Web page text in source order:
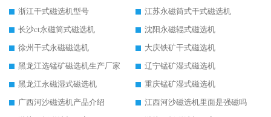
浙江干式磁选机型号
江苏永磁筒式干式磁选机
长沙ct永磁筒式磁选机
沈阳永磁辊式磁选机
徐州干式永磁磁选机
大庆铁矿干式磁选机
黑龙江选锰矿磁选机生产厂家
辽宁锰矿湿式磁选机
黑龙江永磁湿式磁选机
重庆锰矿湿式磁选机
广西河沙磁选机产品介绍
江西河沙磁选机里面是强磁吗